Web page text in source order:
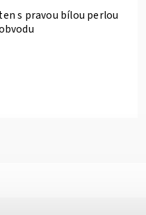
s pravou bílou perlou